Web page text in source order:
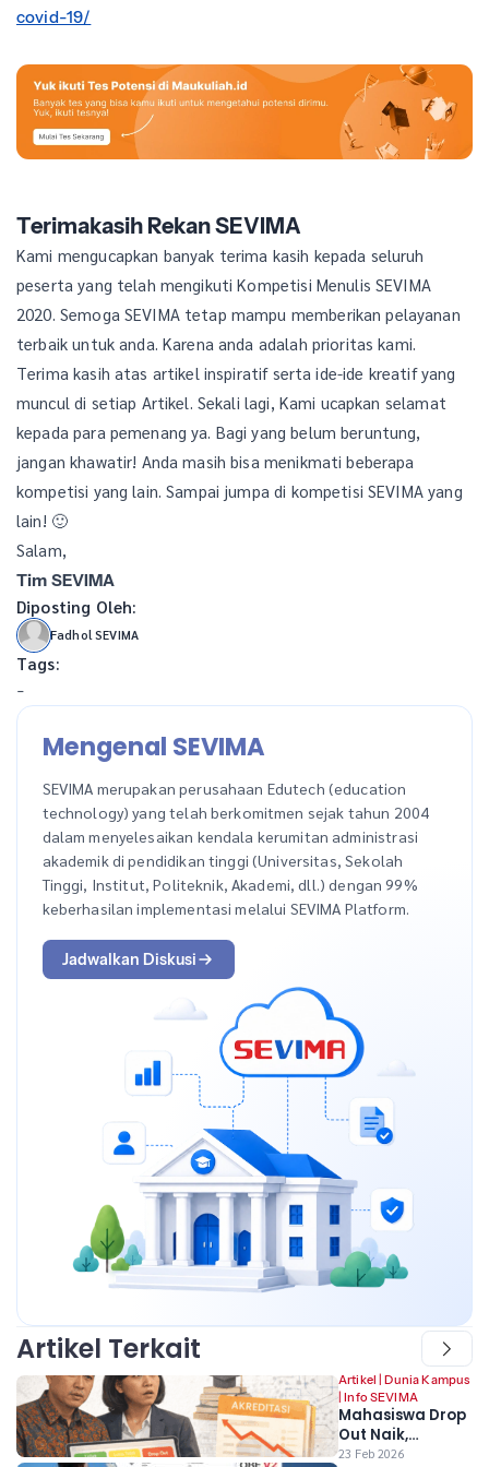
covid-19/
Terimakasih Rekan SEVIMA
Kami mengucapkan banyak terima kasih kepada seluruh
peserta yang telah mengikuti Kompetisi Menulis SEVIMA
2020. Semoga SEVIMA tetap mampu memberikan pelayanan
terbaik untuk anda. Karena anda adalah prioritas kami.
Terima kasih atas artikel inspiratif serta ide-ide kreatif yang
muncul di setiap Artikel. Sekali lagi, Kami ucapkan selamat
kepada para pemenang ya. Bagi yang belum beruntung,
jangan khawatir! Anda masih bisa menikmati beberapa
kompetisi yang lain. Sampai jumpa di kompetisi SEVIMA yang
lain! 🙂
Salam,
Tim SEVIMA
Diposting Oleh:
Fadhol SEVIMA
Tags:
-
Mengenal SEVIMA
SEVIMA merupakan perusahaan Edutech (education
technology) yang telah berkomitmen sejak tahun 2004
dalam menyelesaikan kendala kerumitan administrasi
akademik di pendidikan tinggi (Universitas, Sekolah
Tinggi, Institut, Politeknik, Akademi, dll.) dengan 99%
keberhasilan implementasi melalui SEVIMA Platform.
Jadwalkan Diskusi
Artikel Terkait
Artikel |Dunia Kampus
|Info SEVIMA
Mahasiswa Drop
Out Naik,
Akreditasi Prodi
23 Feb 2026